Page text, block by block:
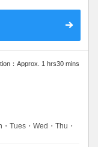
：Approx. 1 hrs30 mins
Tues・Wed・Thu・